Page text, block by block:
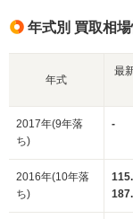
年式別 買取相
年式
最
2017年(9年落
ち)
-
2016年(10年落
ち)